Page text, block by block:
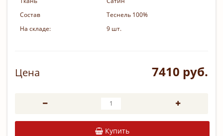
Состав
Теснель 100%
На складе:
9 шт.
Цена 7410 руб.
Купить